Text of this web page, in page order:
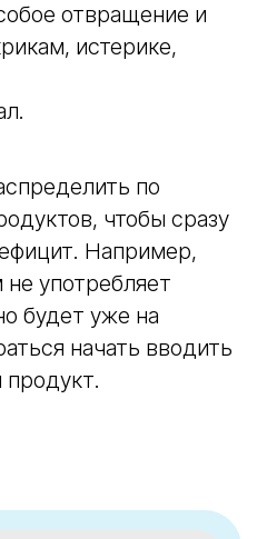
отвращение и
истерике,
по
чтобы сразу
Например,
употребляет
будет уже на
начать вводить
продукт.